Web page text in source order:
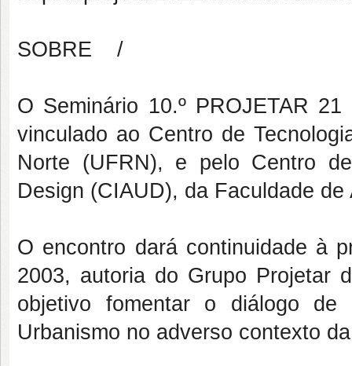
SOBRE /
O Seminário 10.º PROJETAR
vinculado ao Centro de
Norte (UFRN), e pelo Centro
Design (CIAUD), da Faculdade
O encontro dará continuidade à
2003, autoria do Grupo Projetar
objetivo fomentar o diálogo
Urbanismo no adverso contexto